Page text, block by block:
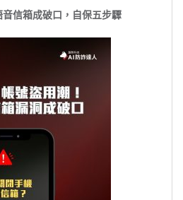
信箱成破口，自保五步驟